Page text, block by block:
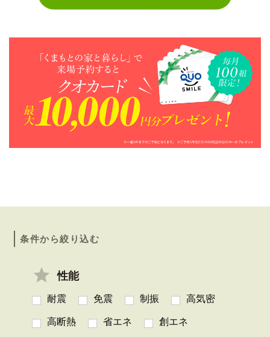
条件から絞り込む
性能
耐震 免震 制振 高気密
高断熱 省エネ 創エネ